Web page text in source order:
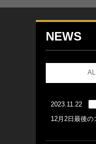
NEWS
2023.11.22
12月2日最後